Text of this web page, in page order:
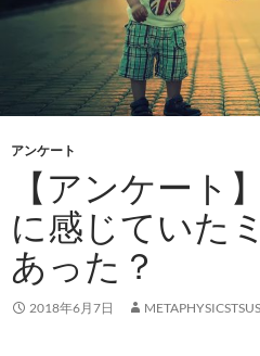
アンケート
【アンケート
に感じていた
あった？
2018年6月7日